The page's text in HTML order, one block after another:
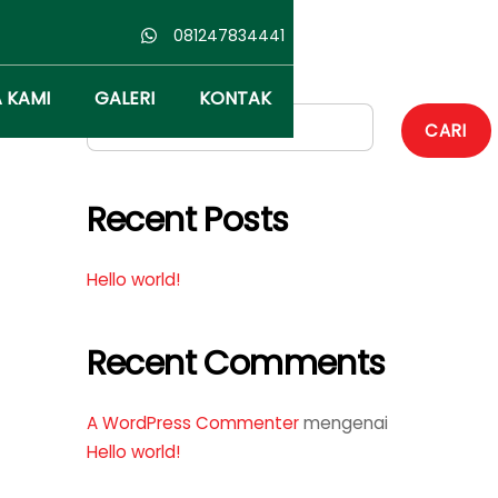
081247834441
KAMI GALERI KONTAK
Cari
CARI
Recent Posts
Hello world!
Recent Comments
A WordPress Commentermengenai
Hello world!